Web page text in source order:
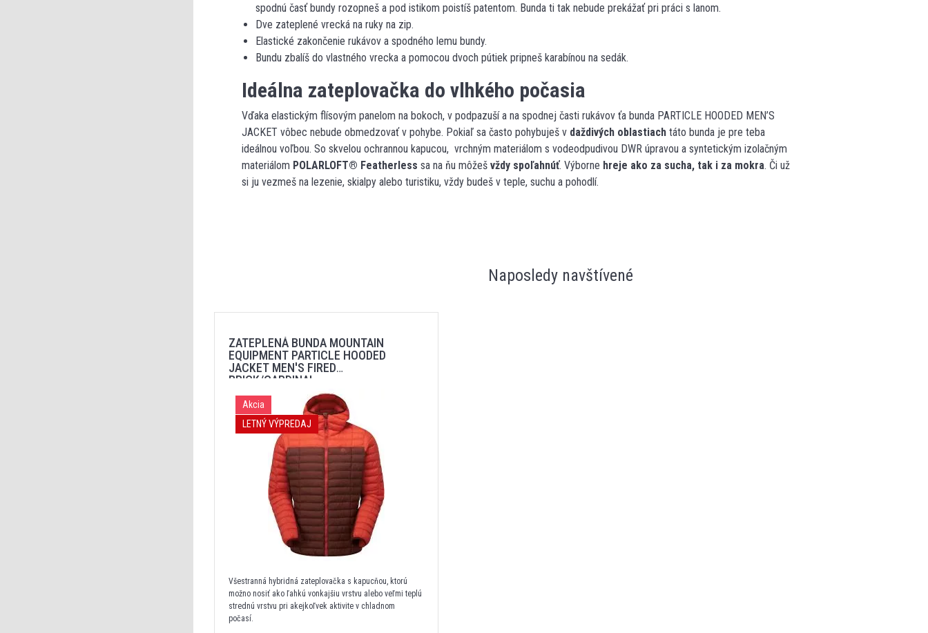
spodnú časť bundy rozopneš a pod istikom poistíš patentom. Bunda ti tak nebude prekážať pri práci s lanom.
Dve zateplené vrecká na ruky na zip.
Elastické zakončenie rukávov a spodného lemu bundy.
Bundu zbalíš do vlastného vrecka a pomocou dvoch pútiek pripneš karabínou na sedák.
Ideálna zateplovačka do vlhkého počasia
Vďaka elastickým flísovým panelom na bokoch, v podpazuší a na spodnej časti rukávov ťa bunda PARTICLE HOODED MEN’S
JACKET vôbec nebude obmedzovať v pohybe. Pokiaľ sa často pohybuješ v daždivých oblastiach táto bunda je pre teba
ideálnou voľbou. So skvelou ochrannou kapucou, vrchným materiálom s vodeodpudivou DWR úpravou a syntetickým izolačným
materiálom POLARLOFT® Featherless sa na ňu môžeš vždy spoľahnúť. Výborne hreje ako za sucha, tak i za mokra. Či už
si ju vezmeš na lezenie, skialpy alebo turistiku, vždy budeš v teple, suchu a pohodlí.
Naposledy navštívené
ZATEPLENÁ BUNDA MOUNTAIN
EQUIPMENT PARTICLE HOODED
JACKET MEN'S FIRED
BRICK/CARDINAL
Akcia
LETNÝ VÝPREDAJ
Všestranná hybridná zateplovačka s kapucňou, ktorú
možno nosiť ako ľahkú vonkajšiu vrstvu alebo veľmi teplú
strednú vrstvu pri akejkoľvek aktivite v chladnom
počasí.